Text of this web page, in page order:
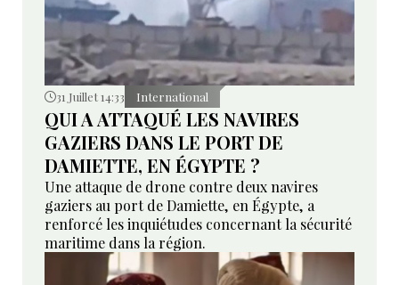
31 Juillet 14:33 International
QUI A ATTAQUÉ LES NAVIRES
GAZIERS DANS LE PORT DE
DAMIETTE, EN ÉGYPTE ?
Une attaque de drone contre deux navires
gaziers au port de Damiette, en Égypte, a
renforcé les inquiétudes concernant la sécurité
maritime dans la région.